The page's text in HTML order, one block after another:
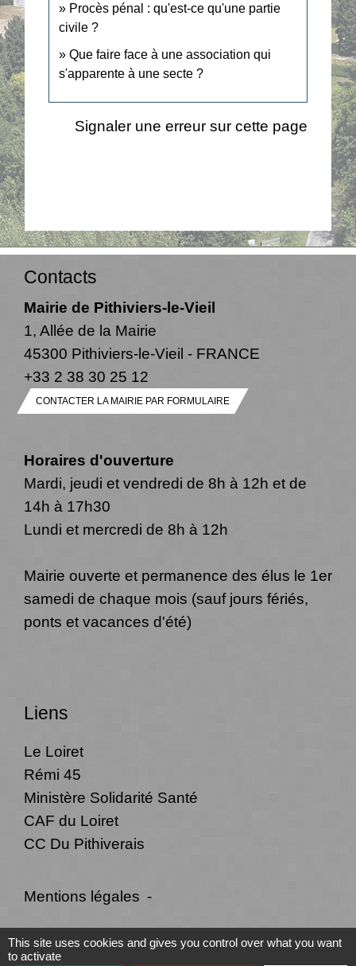
Procès pénal : qu'est-ce qu'une partie
civile ?
Que faire face à une association qui
s'apparente à une secte ?
Signaler une erreur sur cette page
Contacts
Mairie de Pithiviers-le-Vieil
1, Allée de la Mairie
45300 Pithiviers-le-Vieil - FRANCE
+33 2 38 30 25 12
CONTACTER LA MAIRIE PAR FORMULAIRE
Horaires d'ouverture
Mardi, jeudi et vendredi de 8h à 12h et de
14h à 17h30
Lundi et mercredi de 8h à 12h
Mairie ouverte et permanence des élus le 1er
samedi de chaque mois (sauf jours fériés,
ponts et vacances d'été)
Liens
Le Loiret
Rémi 45
Ministère Solidarité Santé
CAF du Loiret
CC Du Pithiverais
Mentions légales -
Politique de confidentialité - Accessibilité -
This site uses cookies and gives you control over what you want
to activate